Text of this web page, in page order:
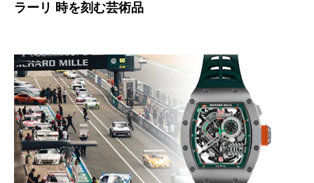
ラーリ 時を刻む芸術品
Introducing: リシャール・ミルからRM 30-01 ル・マン ク
ラシックがリリース